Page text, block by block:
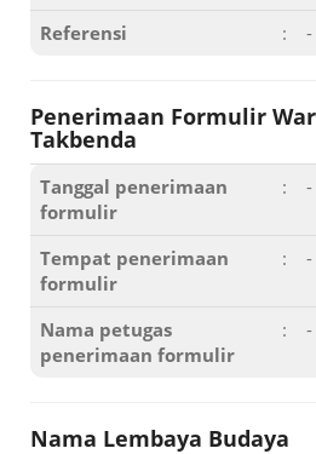
Referensi
: -
Penerimaan Formulir
Takbenda
Tanggal penerimaan
formulir
: -
Tempat penerimaan
formulir
: -
Nama petugas
penerimaan formulir
: -
Nama Lembaya Budaya